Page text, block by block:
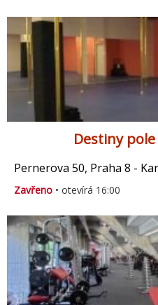
Destiny
Pernerova 50, Praha 8 -
Zavřeno • otevírá 16:00